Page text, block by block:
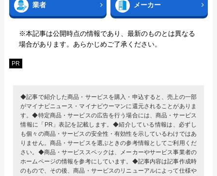
業者 メーカー
※本記事は公開時点の情報であり、最新のものとは異なる
場合があります。あらかじめご了承ください。
PR
◆記事で紹介した商品・サービスを購入・申込すると、売上の一部
がマイナビニュース・マイナビウーマンに還元されることがありま
す。◆特定商品・サービスの広告を行う場合には、商品・サービス
情報に「PR」表記を記載します。◆紹介している情報は、必ずし
も個々の商品・サービスの安全性・有効性を示しているわけではあ
りません。商品・サービスを選ぶときの参考情報としてご利用くだ
さい。◆商品・サービススペックは、メーカーやサービス事業者の
ホームページの情報を参考にしています。◆記事内容は記事作成時
のもので、その後、商品・サービスのリニューアルによって仕様や